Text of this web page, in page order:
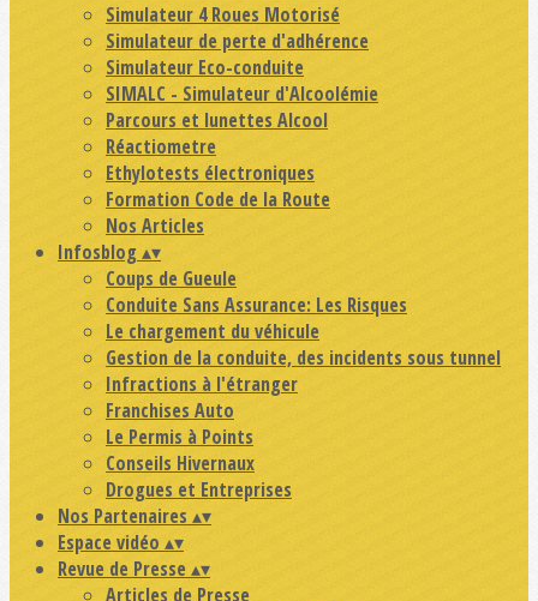
Simulateur 4 Roues Motorisé
Simulateur de perte d'adhérence
Simulateur Eco-conduite
SIMALC - Simulateur d'Alcoolémie
Parcours et lunettes Alcool
Réactiometre
Ethylotests électroniques
Formation Code de la Route
Nos Articles
Infosblog ▴▾
Coups de Gueule
Conduite Sans Assurance: Les Risques
Le chargement du véhicule
Gestion de la conduite, des incidents sous tunnel
Infractions à l'étranger
Franchises Auto
Le Permis à Points
Conseils Hivernaux
Drogues et Entreprises
Nos Partenaires ▴▾
Espace vidéo ▴▾
Revue de Presse ▴▾
Articles de Presse